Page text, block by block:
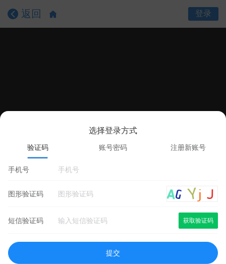
返回 登录
选择登录方式
验证码 账号密码 注册新账号
手机号
图形验证码
短信验证码 获取验证码
提交